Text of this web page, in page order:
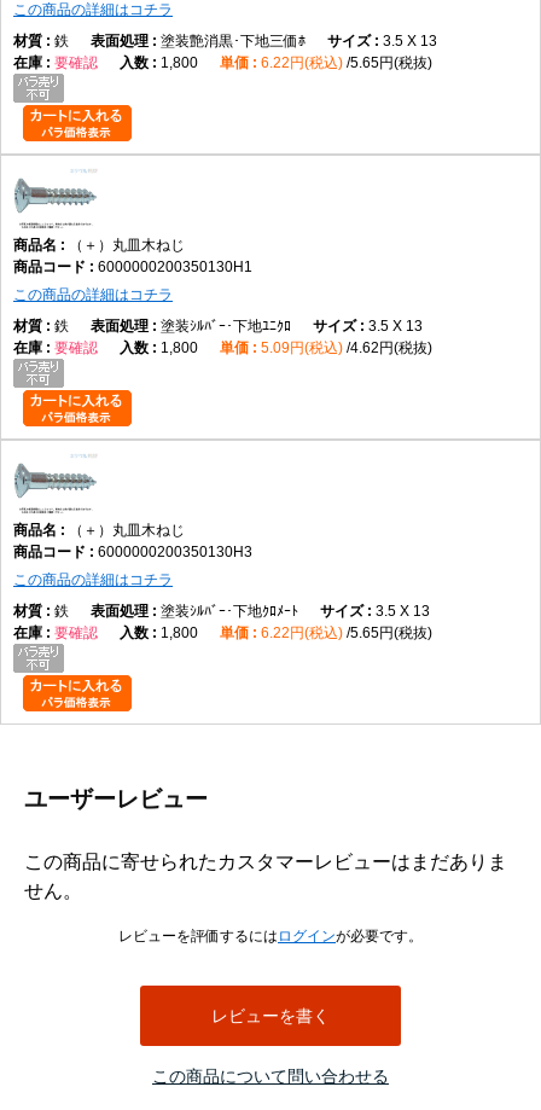
この商品について問い合わせる
この商品の詳細はコチラ
鉄
塗装艶消黒･下地三価ﾎ
3.5 X 13
要確認
1,800 6.22円(税込) 5.65円(税抜)
（＋）丸皿木ねじ
6000000200350130H1
この商品の詳細はコチラ
鉄
塗装ｼﾙﾊﾞｰ･下地ﾕﾆｸﾛ
3.5 X 13
要確認
1,800 5.09円(税込) 4.62円(税抜)
（＋）丸皿木ねじ
6000000200350130H3
この商品の詳細はコチラ
鉄
塗装ｼﾙﾊﾞｰ･下地ｸﾛﾒｰﾄ
3.5 X 13
要確認
1,800 6.22円(税込) 5.65円(税抜)
ユーザーレビュー
この商品に寄せられたカスタマーレビューはまだありま
せん。
レビューを評価するには ログインが必要です。
レビューを書く